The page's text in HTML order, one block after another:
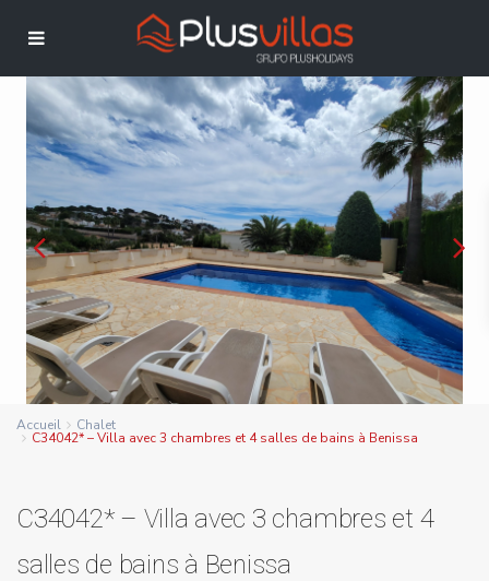
Accueil Chalet
C34042* – Villa avec 3 chambres et 4 salles de bains à Benissa
C34042* – Villa avec 3 chambres et 4
salles de bains à Benissa